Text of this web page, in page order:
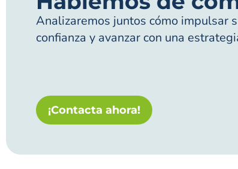
Analizaremos juntos cómo impulsar
confianza y avanzar con una
¡Contacta ahora!